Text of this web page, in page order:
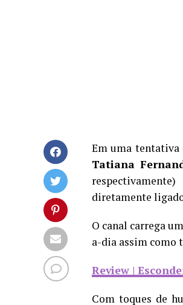
Em uma tentativa
Tatiana
diretamente
O canal carrega
a-dia assim como
Review |
Com toques de